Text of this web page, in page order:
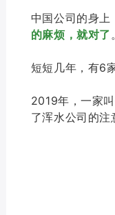
中国公司的身上
的麻烦，就对了。
短短几年，有6
2019年，一家
了浑水公司的注